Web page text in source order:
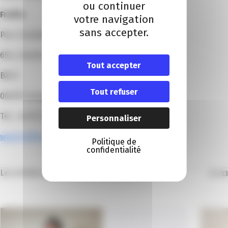
Frafito
Parc d’activité Roguez Village
655, chemin du Roguez
Bât E
06670 Castagniers
Tél. : 04 93 72 53 54
www.frafito.net
Les articles dans la même thématique 03
ou continuer
votre navigation
sans accepter.
Tout accepter
Tout refuser
Personnaliser
Politique de
confidentialité